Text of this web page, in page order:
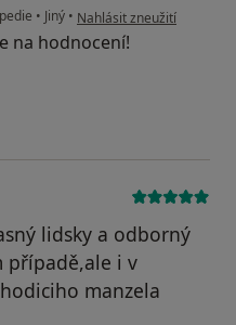
• Jiný • podle názoru uživatele
Nahlásit zneužití
na hodnocení!
lidsky a odborný
případě,ale i v
manzela